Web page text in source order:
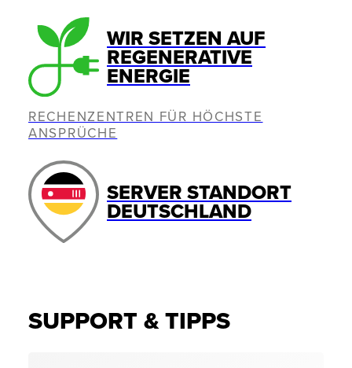
WIR SETZEN AUF
REGENERATIVE
ENERGIE
RECHENZENTREN FÜR HÖCHSTE
ANSPRÜCHE
SERVER STANDORT
DEUTSCHLAND
SUPPORT & TIPPS